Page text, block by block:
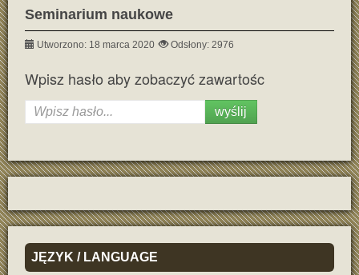
Seminarium naukowe
Utworzono: 18 marca 2020 Odsłony: 2976
Wpisz hasło aby zobaczyć zawartośc
wyślij
JĘZYK / LANGUAGE